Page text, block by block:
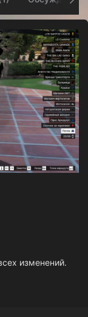
изменений.